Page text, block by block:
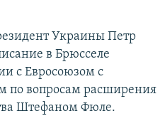
Украины Петр
в Брюсселе
с Евросоюзом с
по вопросам расширения
Штефаном Фюле.